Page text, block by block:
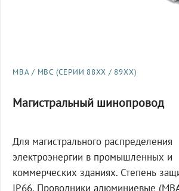
МВА / МВС (СЕРИИ 88XX / 89XX)
Магистральный шинопровод
Для магистрального распределения
электроэнергии в промышленных и
коммерческих зданиях. Степень
IP66. Проводники алюминиевые